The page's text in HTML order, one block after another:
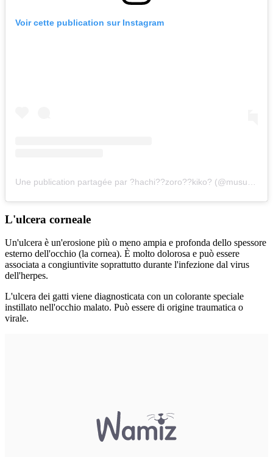
Voir cette publication sur Instagram
L'ulcera corneale
Un'ulcera è un'erosione più o meno ampia e profonda dello spessore
esterno dell'occhio (la cornea). È molto dolorosa e può essere
associata a congiuntivite soprattutto durante l'infezione dal virus
dell'herpes.
L'ulcera dei gatti viene diagnosticata con un colorante speciale
instillato nell'occhio malato. Può essere di origine traumatica o
virale.